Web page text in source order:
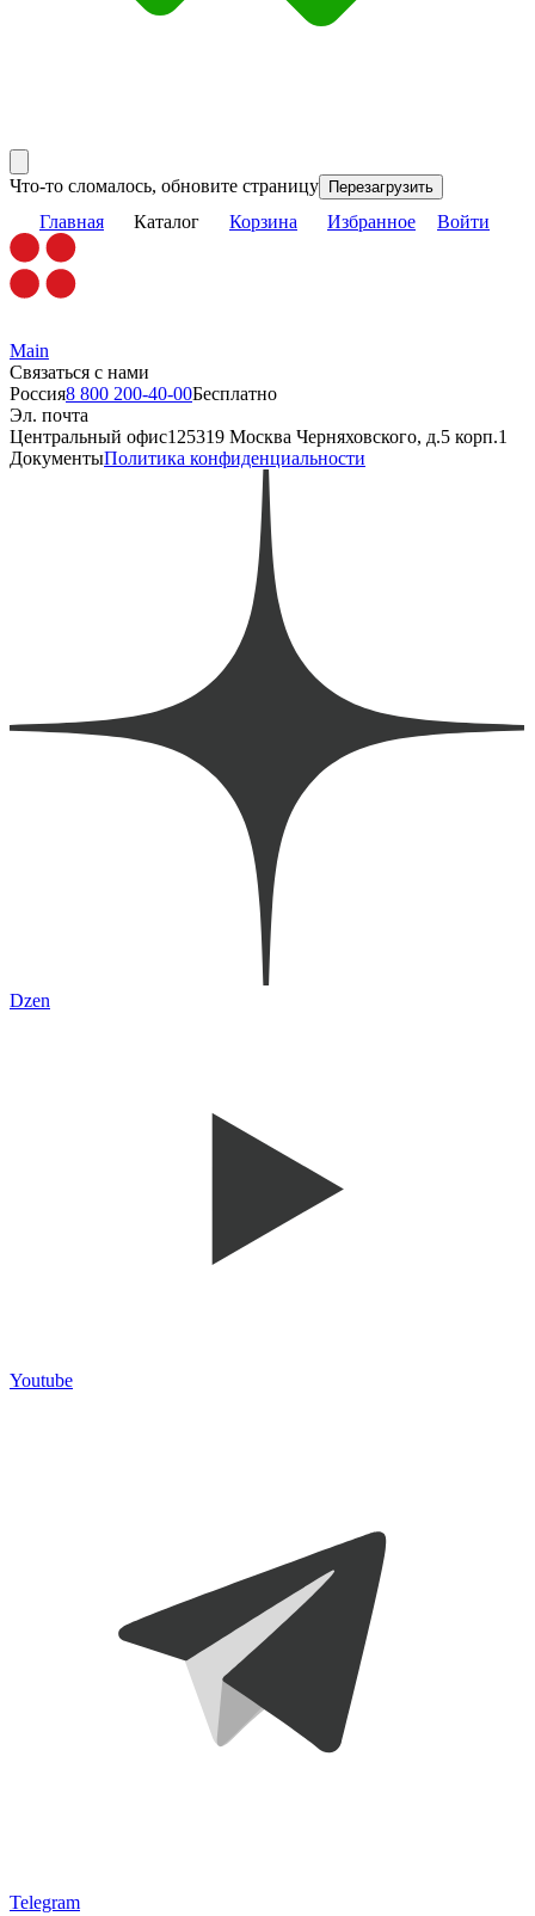
Что-то сломалось, обновите страницу Перезагрузить
Главная Каталог Корзина Избранное Войти
Main
Связаться с нами
Россия8 800 200-40-00Бесплатно
Эл. почта
Центральный офис125319 Москва Черняховского, д.5 корп.1
ДокументыПолитика конфиденциальности
Dzen
Youtube
Telegram